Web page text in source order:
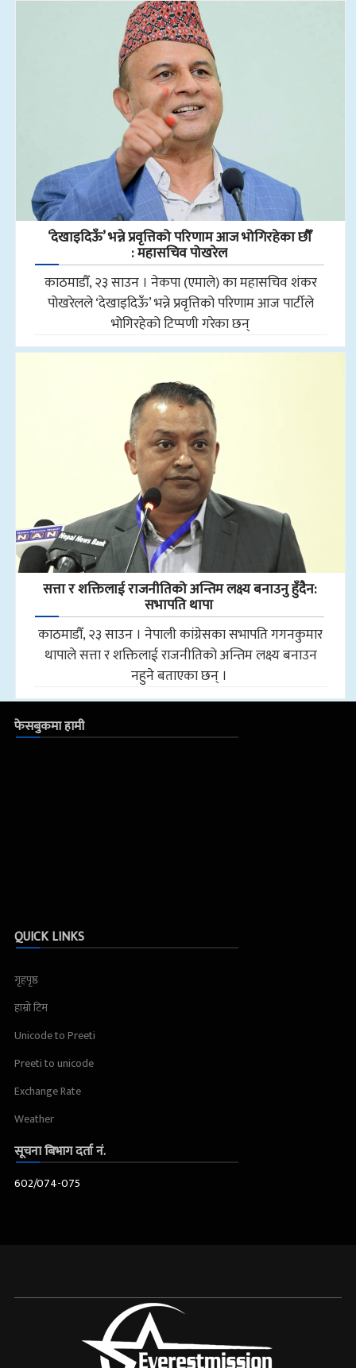
‘देखाइदिऊँ’ भन्ने प्रवृत्तिको परिणाम आज भोगिरहेका छौँ
: महासचिव पोखरेल
काठमाडौँ, २३ साउन । नेकपा (एमाले) का महासचिव शंकर
पोखरेलले ‘देखाइदिऊँ’ भन्ने प्रवृत्तिको परिणाम आज पार्टीले
भोगिरहेको टिप्पणी गरेका छन्
सत्ता र शक्तिलाई राजनीतिको अन्तिम लक्ष्य बनाउनु हुँदैन:
सभापति थापा
काठमाडौँ, २३ साउन । नेपाली कांग्रेसका सभापति गगनकुमार
थापाले सत्ता र शक्तिलाई राजनीतिको अन्तिम लक्ष्य बनाउन
नहुने बताएका छन् ।
फेसबुकमा हामी
QUICK LINKS
गृहपृष्ठ
हाम्रो टिम
Unicode to Preeti
Preeti to unicode
Exchange Rate
Weather
सूचना बिभाग दर्ता नं.
602/074-075